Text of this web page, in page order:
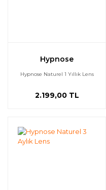
Hypnose
Hypnose Naturel 1 Yıllık Lens
2.199,00 TL